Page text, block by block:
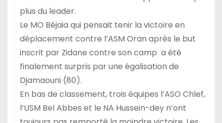
plus du leader.
Le MO Béjaia qui pensait tenir la victoire en
déplacement contre l’ASM Oran après le but
inscrit par Zidane contre son camp a été
finalement surpris par une égalisation de
Djamaouni (80).
En bas de classement, trois équipes l’ASO Chlef,
l’USM Bel Abbes et le NA Hussein-dey n’ont